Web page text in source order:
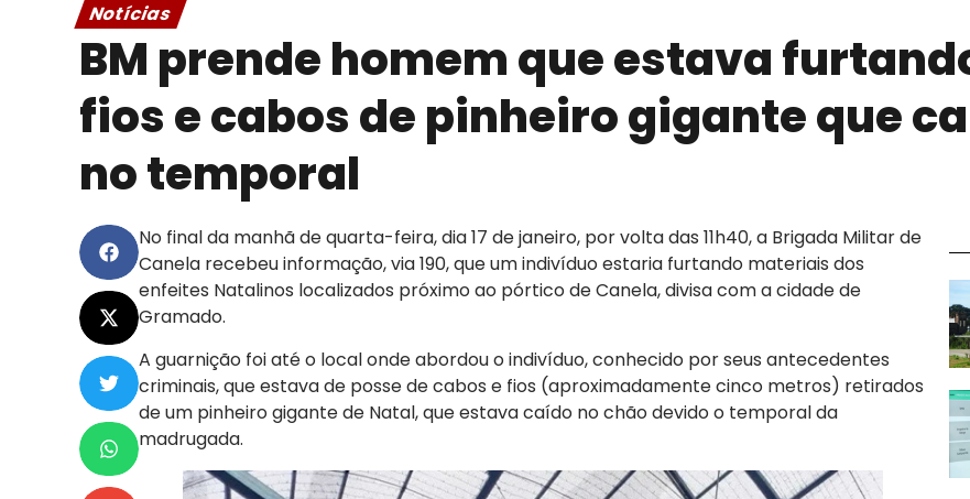
Notícias
BM prende homem que estava
fios e cabos de pinheiro gigante que
no temporal
No final da manhã de quarta-feira, dia 17 de janeiro, por volta das 11h40, a Brigada Militar de
Canela recebeu informação, via 190, que um indivíduo estaria furtando materiais dos
enfeites Natalinos localizados próximo ao pórtico de Canela, divisa com a cidade de
Gramado.
A guarnição foi até o local onde abordou o indivíduo, conhecido por seus antecedentes
criminais, que estava de posse de cabos e fios (aproximadamente cinco metros) retirados
de um pinheiro gigante de Natal, que estava caído no chão devido o temporal da
madrugada.